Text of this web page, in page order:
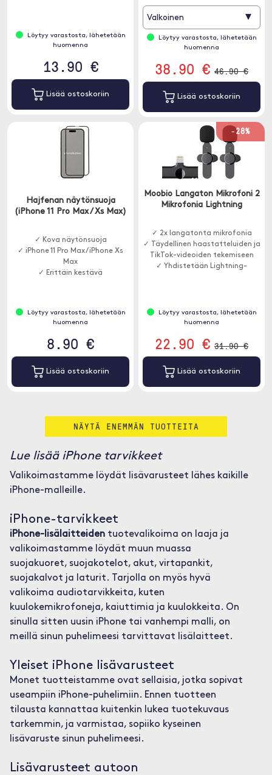
Löytyy varastosta, lähetetään
huomenna
13.90 €
Lisää ostoskoriin
Valkoinen ▾
Löytyy varastosta, lähetetään
huomenna
38.90 € 46.90 €
Lisää ostoskoriin
Hajfenan näytönsuoja
(iPhone 11 Pro Max / Xs Max)
✓ Kova näytönsuoja
✓ iPhone 11 Pro Max / iPhone Xs
Max
✓ Erittäin kestävä
Löytyy varastosta, lähetetään
huomenna
8.90 €
Lisää ostoskoriin
-28%
Moobio Langaton Mikrofoni 2
Mikrofonia Lightning
✓ 2x langatonta mikrofonia
✓ Täydellinen haastatteluiden ja
TikTok-videoiden tekemiseen
✓ Yhdistetään Lightning-
Löytyy varastosta, lähetetään
huomenna
22.90 € 31.90 €
Lisää ostoskoriin
NÄYTÄ ENEMMÄN TUOTTEITA
Lue lisää iPhone tarvikkeet
Valikoimastamme löydät lisävarusteet lähes kaikille
iPhone-malleille.
iPhone-tarvikkeet
iPhone-lisälaitteidentuotevalikoima on laaja ja
valikoimastamme löydät muun muassa
suojakuoret, suojakotelot, akut, virtapankit,
suojakalvot ja laturit. Tarjolla on myös hyvä
valikoima audiotarvikkeita, kuten
kuulokemikrofoneja, kaiuttimia ja kuulokkeita. On
sinulla sitten uusin iPhone tai vanhempi malli, on
meillä sinun puhelimeesi tarvittavat lisälaitteet.
Yleiset iPhone lisävarusteet
Monet tuotteistamme ovat sellaisia, jotka sopivat
useampiin iPhone-puhelimiin. Ennen tuotteen
tilausta kannattaa kuitenkin lukea tuotekuvaus
tarkemmin, ja varmistaa, sopiiko kyseinen
lisävaruste sinun puhelimeesi.
Lisävarusteet autoon